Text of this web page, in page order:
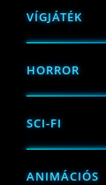
VÍGJÁTÉK
HORROR
SCI-FI
ANIMÁCIÓS